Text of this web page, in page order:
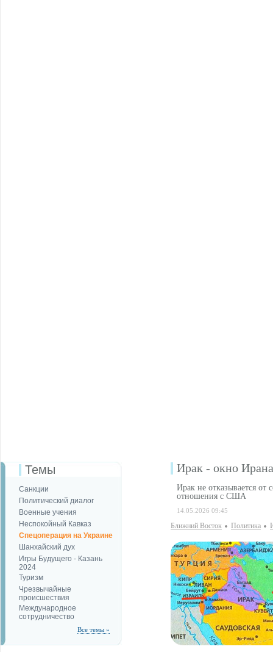
Темы
Санкции
Политический диалог
Военные учения
Неспокойный Кавказ
Спецоперация на Украине
Шанхайский дух
Игры Будущего - Казань
2024
Туризм
Чрезвычайные
происшествия
Международное
сотрудничество
Все темы »
Ирак - окно
Ирак не отказывается от
отношения с США
14.05.2026 09:45
Ближний Восток Политика